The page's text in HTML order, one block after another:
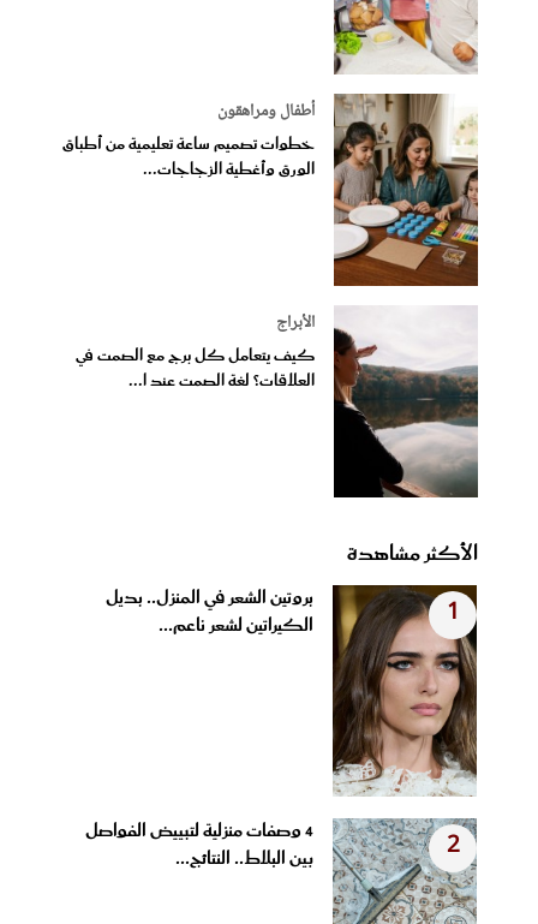
أطفال ومراهقون
خطوات تصميم ساعة تعليمية من أطباق
الورق وأغطية الزجاجات...
الأبراج
كيف يتعامل كل برج مع الصمت في
العلاقات؟ لغة الصمت عند ا...
الأكثر مشاهدة
1
بروتين الشعر في المنزل.. بديل
الكيراتين لشعر ناعم...
2
4 وصفات منزلية لتبييض الفواصل
بين البلاط.. النتائج...